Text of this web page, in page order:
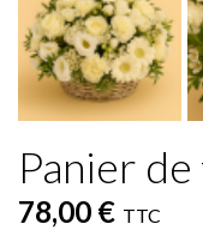
Panier
78,00 € TTC